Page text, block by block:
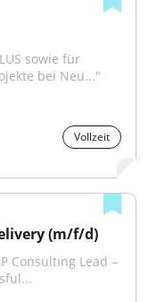
bei Neu..."
Vollzeit
(m/f/d)
Consulting Lead –